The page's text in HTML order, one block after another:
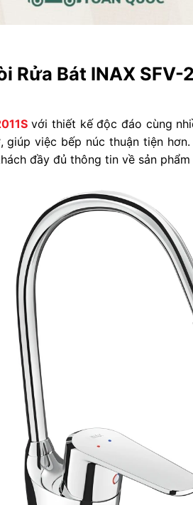
Rửa Bát INAX SFV-
với thiết kế độc đáo cùng
việc bếp núc thuận tiện
đầy đủ thông tin về sản phẩm